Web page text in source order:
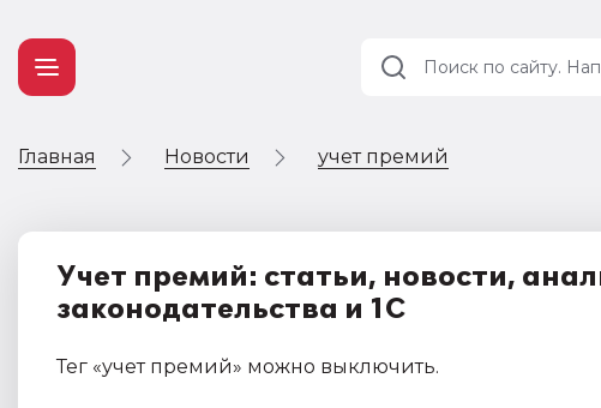
Главная Новости учет премий
Учет премий: статьи, новости,
законодательства и 1С
Тег «учет премий» можно выключить.
Учет и